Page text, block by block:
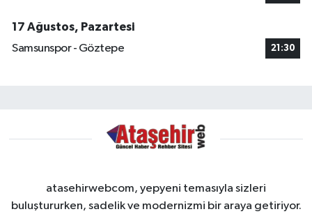
17 Ağustos, Pazartesi
Samsunspor - Göztepe
21:30
atasehirwebcom, yepyeni temasıyla sizleri
buluştururken, sadelik ve modernizmi bir araya getiriyor.